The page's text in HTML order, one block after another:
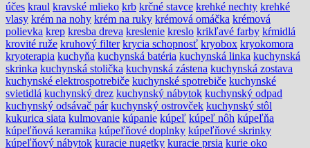
účes kraul kravské mlieko krb krčné stavce krehké nechty krehké
vlasy krém na nohy krém na ruky krémová omáčka krémová
polievka krep kresba dreva kreslenie kreslo krikľavé farby kŕmidlá
krovité ruže kruhový filter krycia schopnosť kryobox kryokomora
kryoterapia kuchyňa kuchynská batéria kuchynská linka kuchynská
skrinka kuchynská stolička kuchynská zástena kuchynská zostava
kuchynské elektrospotrebiče kuchynské spotrebiče kuchynské
svietidlá kuchynský drez kuchynský nábytok kuchynský odpad
kuchynský odsávač pár kuchynský ostrovček kuchynský stôl
kukurica siata kulmovanie kúpanie kúpeľ kúpeľ nôh kúpeľňa
kúpeľňová keramika kúpeľňové doplnky kúpeľňové skrinky
kúpeľňový nábytok kuracie nugetky kuracie prsia kurie oko